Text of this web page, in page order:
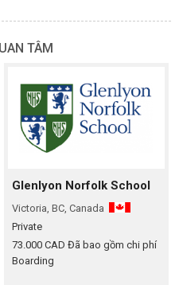
TÂM
Glenlyon Norfolk School
Victoria, BC, Canada
Private
73.000 CAD Đã bao gồm chi phí
Boarding